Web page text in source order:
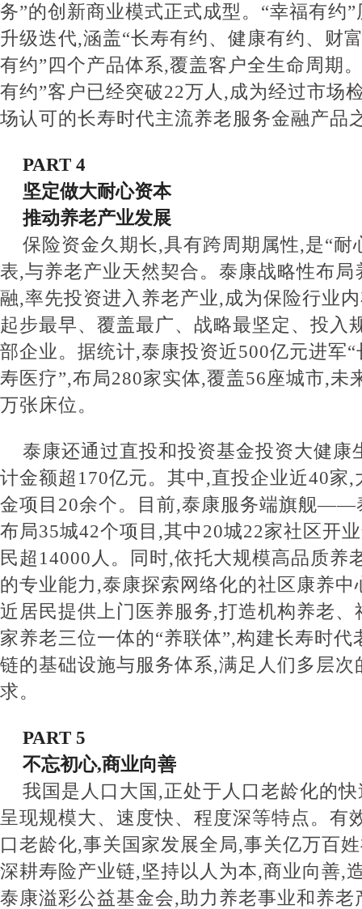
务”的创新商业模式正式成型。“幸福有约
升级迭代,涵盖“长寿有约、健康有约、财
有约”四个产品体系,覆盖客户全生命周期
有约”客户已经突破22万人,成为经过市场
场认可的长寿时代主流养老服务金融产品
PART 4
坚定做大耐心资本
推动养老产业发展
保险资金久期长,具有跨周期属性,是“耐
表,与养老产业天然契合。泰康战略性布局
融,率先投资进入养老产业,成为保险行业
起步最早、覆盖最广、战略最坚定、投入
部企业。据统计,泰康投资近500亿元进军
寿医疗”,布局280家实体,覆盖56座城市,未
万张床位。
泰康还通过直投和投资基金投资大健康
计金额超170亿元。其中,直投企业近40家,
金项目20余个。目前,泰康服务端旗舰——
布局35城42个项目,其中20城22家社区开
民超14000人。同时,依托大规模高品质养
的专业能力,泰康探索网络化的社区康养中
近居民提供上门医养服务,打造机构养老、
家养老三位一体的“养联体”,构建长寿时代
链的基础设施与服务体系,满足人们多层次
求。
PART 5
不忘初心,商业向善
我国是人口大国,正处于人口老龄化的
呈现规模大、速度快、程度深等特点。有
口老龄化,事关国家发展全局,事关亿万百
深耕寿险产业链,坚持以人为本,商业向善,
泰康溢彩公益基金会,助力养老事业和养老